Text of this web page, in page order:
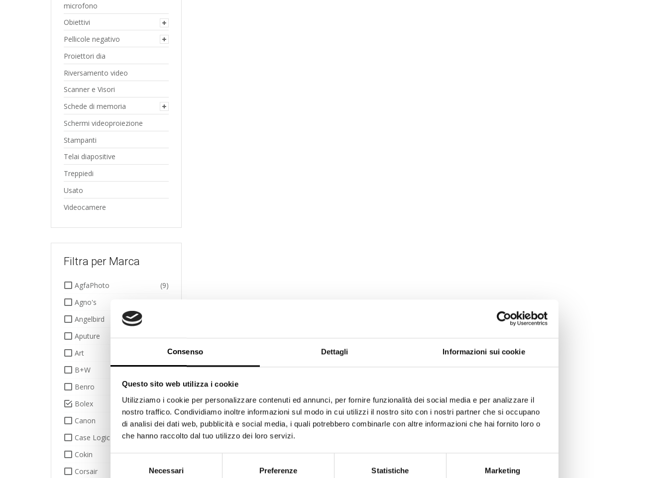
Consenso Dettagli Informazioni sui cookie
Questo sito web utilizza i cookie
Utilizziamo i cookie per personalizzare contenuti ed annunci, per fornire funzionalità dei social media e per analizzare il
nostro traffico. Condividiamo inoltre informazioni sul modo in cui utilizzi il nostro sito con i nostri partner che si occupano
di analisi dei dati web, pubblicità e social media, i quali potrebbero combinarle con altre informazioni che hai fornito loro o
che hanno raccolto dal tuo utilizzo dei loro servizi.
Necessari Preferenze Statistiche Marketing
microfono
Obiettivi
Pellicole negativo
Proiettori dia
Riversamento video
Scanner e Visori
Schede di memoria
Schermi videoproiezione
Stampanti
Telai diapositive
Treppiedi
Usato
Videocamere
Filtra per Marca
AgfaPhoto
(9)
Agno's
Angelbird
Aputure
(1)
Art
(885)
B+W
(3)
Benro
(14)
Bolex
(2)
Canon
(67)
Case Logic
(10)
Cokin
(234)
Corsair
(7)